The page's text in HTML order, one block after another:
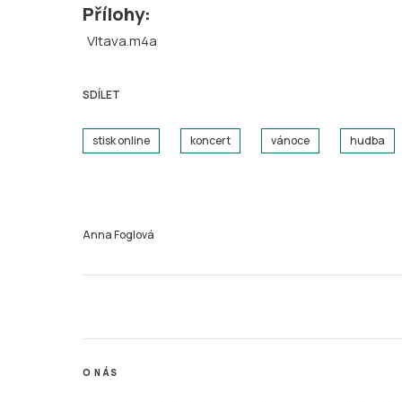
Přílohy:
Vltava.m4a
SDÍLET
stisk online koncert vánoce hudba
Anna Foglová
O NÁS